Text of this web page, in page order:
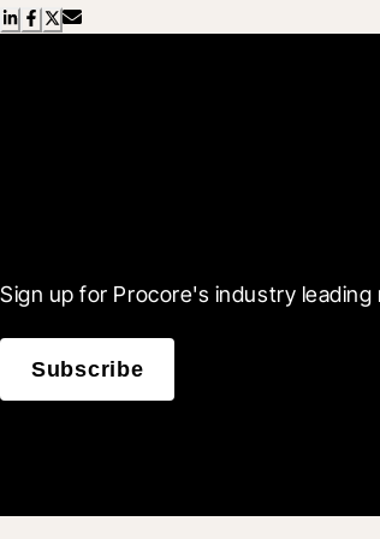
Sign up for Procore's industry
Subscribe